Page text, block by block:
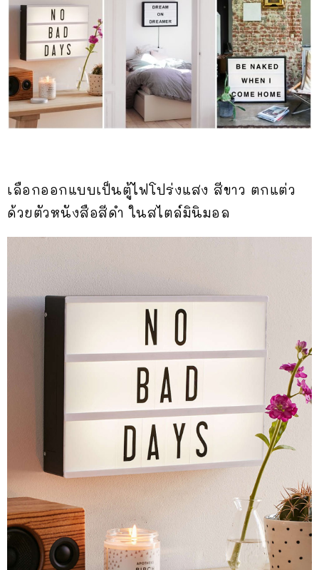
เลือกออกแบบเป็นตู้ไฟโปร่งแสง สีขาว ตกแต่ว
ด้วยตัวหนังสือสีดำ ในสไตล์มินิมอล